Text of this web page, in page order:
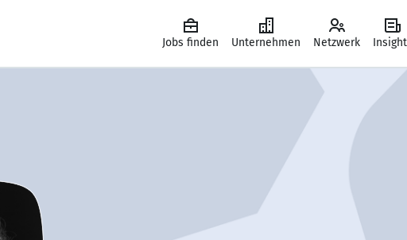
Jobs finden Unternehmen Netzwerk